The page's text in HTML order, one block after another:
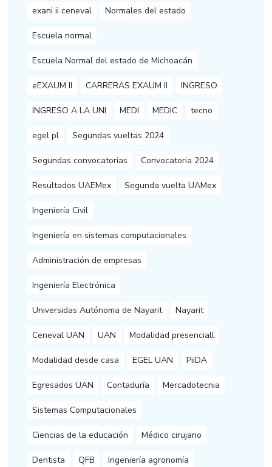
exani ii ceneval Normales del estado
Escuela normal
Escuela Normal del estado de Michoacán
eEXAUM II CARRERAS EXAUM II INGRESO
INGRESO A LA UNI MEDI MEDIC tecno
egel pl Segundas vueltas 2024
Segundas convocatorias Convocatoria 2024
Resultados UAEMex Segunda vuelta UAMex
Ingeniería Civil
Ingeniería en sistemas computacionales
Administración de empresas
Ingeniería Electrónica
Universidas Autónoma de Nayarit Nayarit
Ceneval UAN UAN Modalidad presenciall
Modalidad desde casa EGEL UAN PiiDA
Egresados UAN Contaduría Mercadotecnia
Sistemas Computacionales
Ciencias de la educación Médico cirujano
Dentista QFB Ingeniería agronomía